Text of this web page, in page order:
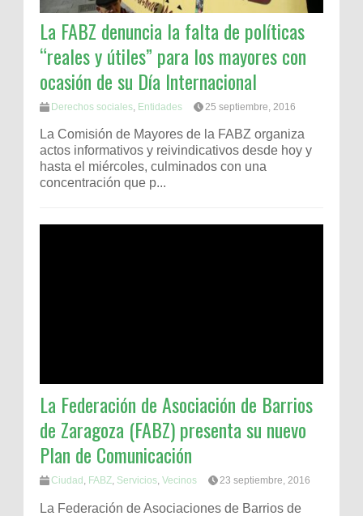
La FABZ denuncia la falta de políticas
“reales y útiles” para los mayores con
ocasión de su Día Internacional
Derechos sociales, Entidades 25 septiembre, 2016
La Comisión de Mayores de la FABZ organiza
actos informativos y reivindicativos desde hoy y
hasta el miércoles, culminados con una
concentración que p...
La Federación de Asociación de Barrios
de Zaragoza (FABZ) presenta su nuevo
Plan de Comunicación
Ciudad , FABZ, Servicios, Vecinos 23 septiembre, 2016
La Federación de Asociaciones de Barrios de